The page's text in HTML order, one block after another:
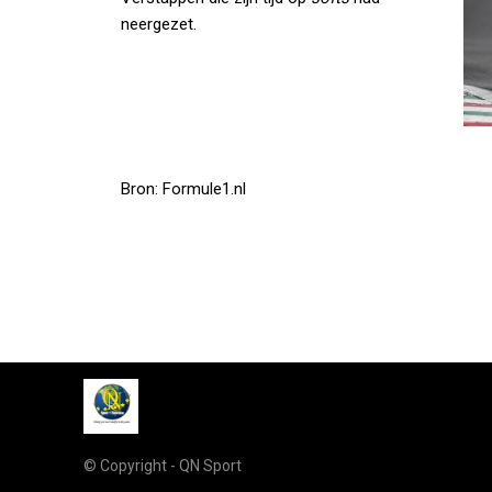
neergezet.
Bron: Formule1.nl
© Copyright - QN Sport